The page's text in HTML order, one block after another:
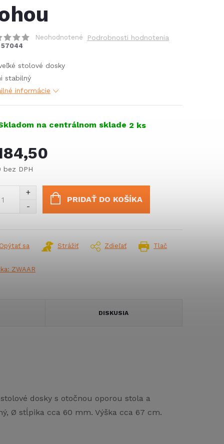
Neohodnotené Podrobnosti hodnotenia
57044
stolové dosky
stabilný
informácie
na centrálnom sklade 2 ks
bez DPH
PRIDAŤ DO KOŠÍKA
Tlač
Opýtať sa Strážiť Zdieľať
ZWAAR
DISKUSIA
dosky s otočnou oporou stola a
Ø stĺpika cca 60 mm. Výška cca 67 cm.